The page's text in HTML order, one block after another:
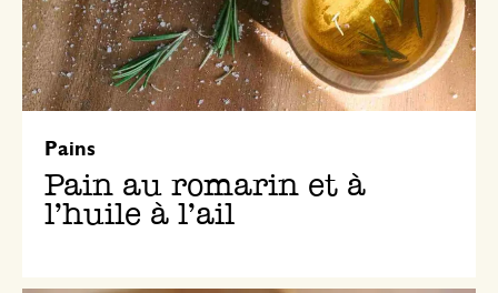
Pains
Pain au romarin et à
l’huile à l’ail